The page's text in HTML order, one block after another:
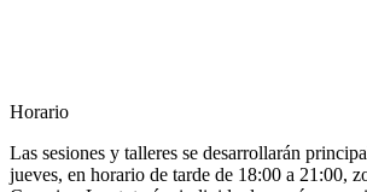
Horario
Las sesiones y talleres se desarrollarán
jueves, en horario de tarde de 18:00 a 21:00,